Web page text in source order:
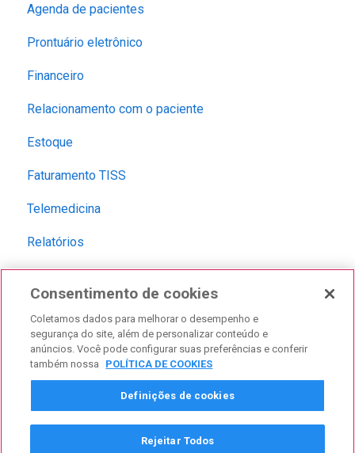
Agenda de pacientes
Prontuário eletrônico
Financeiro
Relacionamento com o paciente
Estoque
Faturamento TISS
Telemedicina
Relatórios
Consentimento de cookies
Coletamos dados para melhorar o desempenho e
segurança do site, além de personalizar conteúdo e
anúncios. Você pode configurar suas preferências e conferir
também nossa
POLÍTICA DE COOKIES
Definições de cookies
Rejeitar Todos